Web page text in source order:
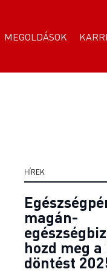
MEGOLDÁSOK
HÍREK
magán-
hozd meg
döntést